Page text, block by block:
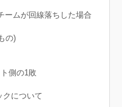
ームが回線落ちした場合
の)
側の1敗
クについて